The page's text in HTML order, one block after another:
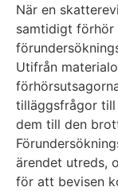
När en
samtidigt förhör
Utifrån
tilläggsfrågor till
dem till den
ärendet utreds,
för att bevisen